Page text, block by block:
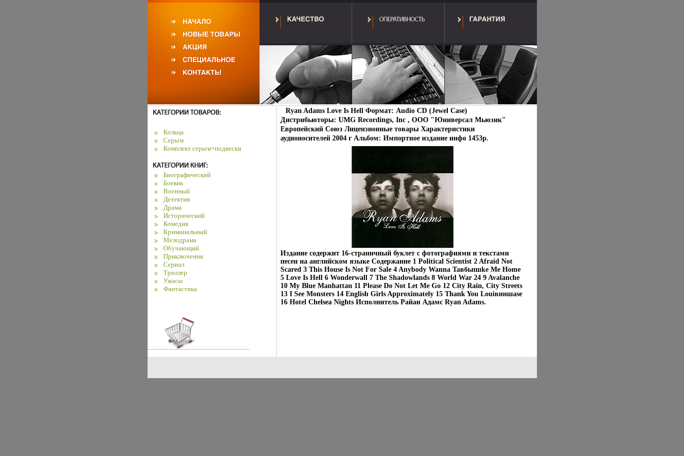
Кольца
Серьги
Комплект серьги+подвески
Биографический
Боевик
Военный
Детектив
Драма
Исторический
Комедия
Криминальный
Мелодрама
Обучающий
Приключения
Сериал
Триллер
Ужасы
Фантастика
Ryan Adams Love Is Hell Формат: Audio CD (Jewel Case)
Дистрибьюторы: UMG Recordings, Inc , ООО "Юниверсал Мьюзик"
Европейский Союз Лицензионные товары Характеристики
аудионосителей 2004 г Альбом: Импортное издание инфо 1453p.
Издание содержит 16-страничный буклет с фотографиями и текстами
песен на английском языке Содержание 1 Political Scientist 2 Afraid Not
Scared 3 This House Is Not For Sale 4 Anybody Wanna Taвбьпшke Me Home
5 Love Is Hell 6 Wonderwall 7 The Shadowlands 8 World War 24 9 Avalanche
10 My Blue Manhattan 11 Please Do Not Let Me Go 12 City Rain, City Streets
13 I See Monsters 14 English Girls Approximately 15 Thank You Louiвнншаse
16 Hotel Chelsea Nights Исполнитель Райан Адамс Ryan Adams.